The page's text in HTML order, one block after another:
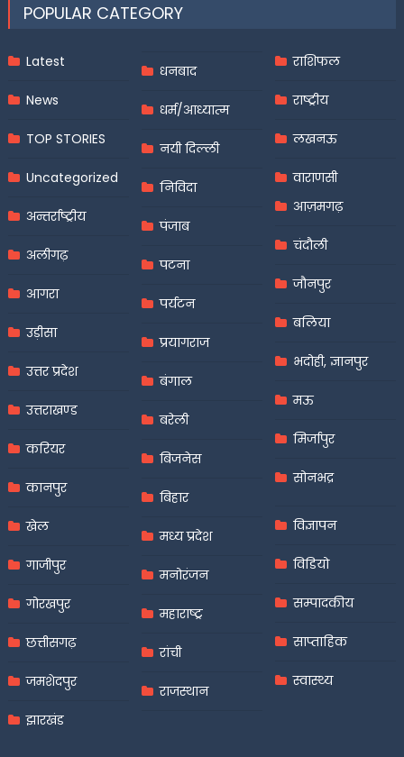
POPULAR CATEGORY
Latest
News
TOP STORIES
Uncategorized
अन्तर्राष्ट्रीय
अलीगढ़
आगरा
उड़ीसा
उत्तर प्रदेश
उत्तराखण्ड
करियर
कानपुर
खेल
गाजीपुर
गोरखपुर
छत्तीसगढ़
जमशेदपुर
झारखंड
धनबाद
धर्म/आध्यात्म
नयी दिल्ली
निविदा
पंजाब
पटना
पर्यटन
प्रयागराज
बंगाल
बरेली
बिजनेस
बिहार
मध्य प्रदेश
मनोरंजन
महाराष्ट्र
रांची
राजस्थान
राशिफल
राष्ट्रीय
लखनऊ
वाराणसी
आज़मगढ़
चंदौली
जौनपुर
बलिया
भदोही, ज्ञानपुर
मऊ
मिर्जापुर
सोनभद्र
विज्ञापन
विडियो
सम्पादकीय
साप्ताहिक
स्वास्थ्य